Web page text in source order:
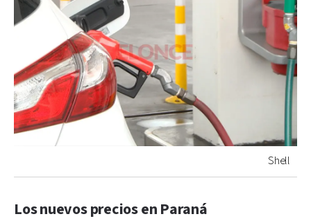
Shell
Los nuevos precios en Paraná